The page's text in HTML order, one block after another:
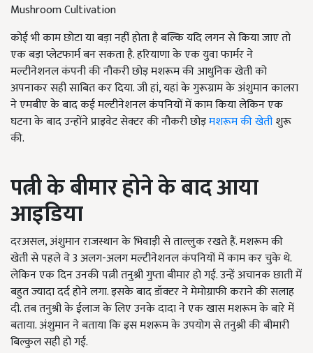
Mushroom Cultivation
कोई भी काम छोटा या बड़ा नहीं होता है बल्कि यदि लगन से किया जाए तो
एक बड़ा प्लेटफार्म बन सकता है. हरियाणा के एक युवा फार्मर ने
मल्टीनेशनल कंपनी की नौकरी छोड़ मशरूम की आधुनिक खेती को
अपनाकर सही साबित कर दिया. जी हां, यहां के गुरूग्राम के अंशुमान कालरा
ने एमबीए के बाद कई मल्टीनेशनल कंपनियों में काम किया लेकिन एक
घटना के बाद उन्होंने प्राइवेट सेक्टर की नौकरी छोड़मशरूम की खेतीशुरू
की.
पत्नीकेबीमारहोनेकेबादआया
आइडिया
दरअसल, अंशुमान राजस्थान के भिवाड़ी से ताल्लुक रखते हैं. मशरूम की
खेती से पहले वे 3 अलग-अलग मल्टीनेशनल कंपनियों में काम कर चुके थे.
लेकिन एक दिन उनकी पत्नी तनुश्री गुप्ता बीमार हो गई. उन्हें अचानक छाती में
बहुत ज्यादा दर्द होने लगा. इसके बाद डॉक्टर ने मेमोग्राफी कराने की सलाह
दी. तब तनुश्री के ईलाज के लिए उनके दादा ने एक खास मशरूम के बारे में
बताया. अंशुमान ने बताया कि इस मशरूम के उपयोग से तनुश्री की बीमारी
बिल्कुल सही हो गई.